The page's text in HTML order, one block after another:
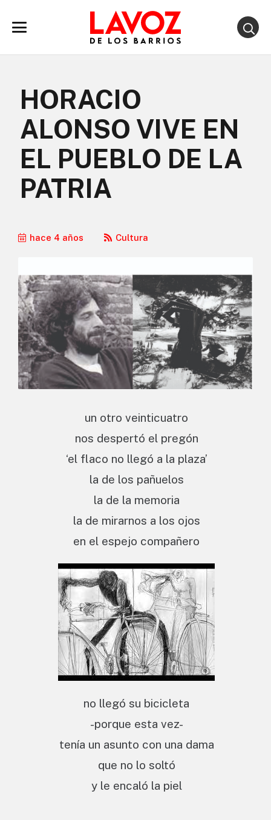
HORACIO
ALONSO VIVE EN
EL PUEBLO DE LA
PATRIA
hace 4 años Cultura
un otro veinticuatro
nos despertó el pregón
‘el flaco no llegó a la plaza’
la de los pañuelos
la de la memoria
la de mirarnos a los ojos
en el espejo compañero
no llegó su bicicleta
-porque esta vez-
tenía un asunto con una dama
que no lo soltó
y le encaló la piel